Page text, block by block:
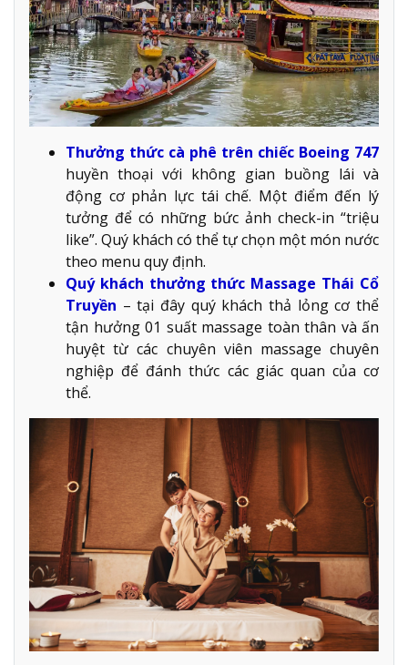
Thưởng thức cà phê trên chiếc Boeing 747
huyền thoại với không gian buồng lái và
động cơ phản lực tái chế. Một điểm đến lý
tưởng để có những bức ảnh check-in “triệu
like”. Quý khách có thể tự chọn một món nước
theo menu quy định.
Quý khách thưởng thức Massage Thái Cổ
Truyền – tại đây quý khách thả lỏng cơ thể
tận hưởng 01 suất massage toàn thân và ấn
huyệt từ các chuyên viên massage chuyên
nghiệp để đánh thức các giác quan của cơ
thể.